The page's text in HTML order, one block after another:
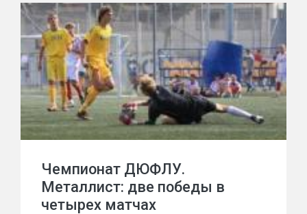
Чемпионат ДЮФЛУ.
Металлист: две победы в
четырех матчах